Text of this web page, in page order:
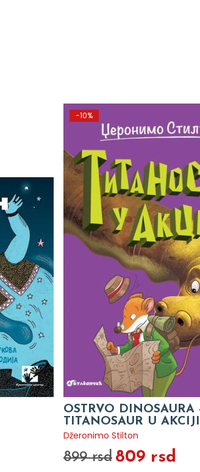
-10%
OSTRVO DINOSAURA
TITANOSAUR U AKCIJI
Džeronimo Stilton
899 rsd 809 rsd